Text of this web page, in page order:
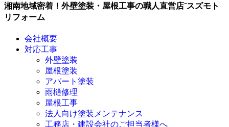
湘南地域密着！外壁塗装・屋根工事の職人直営店⁻スズモト
リフォーム
会社概要
対応工事
外壁塗装
屋根塗装
アパート塗装
雨樋修理
屋根工事
法人向け塗装メンテナンス
工務店・建設会社のご担当者様へ